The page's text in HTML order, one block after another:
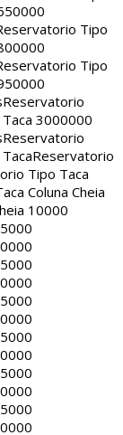
Tipo
Tipo
Reservatorio
3000000
Reservatorio
Reservatorio
Tipo Taca
Coluna Cheia
10000